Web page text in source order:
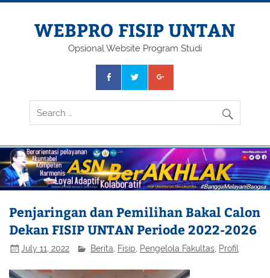
Skip
WEBPRO FISIP UNTAN
Opsional Website Program Studi
Penjaringan dan Pemilihan Bakal Calon
Dekan FISIP UNTAN Periode 2022-2026
July 11, 2022 Berita Fisip Pengelola Fakultas Profil